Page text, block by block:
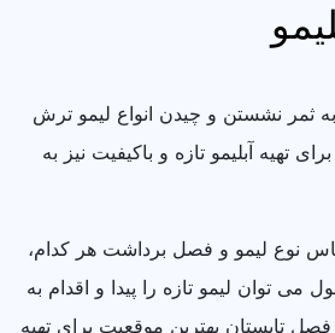
ثمر نشستن و چیدن انواع لیمو ترش
تهیه آبلیمو تازه و باکیفیت نیز به
نوع لیمو و فصل برداشت هر کدام،
می توان لیمو تازه را پیدا و اقدام به
تابستان بهترین موقعیت برای تهیه